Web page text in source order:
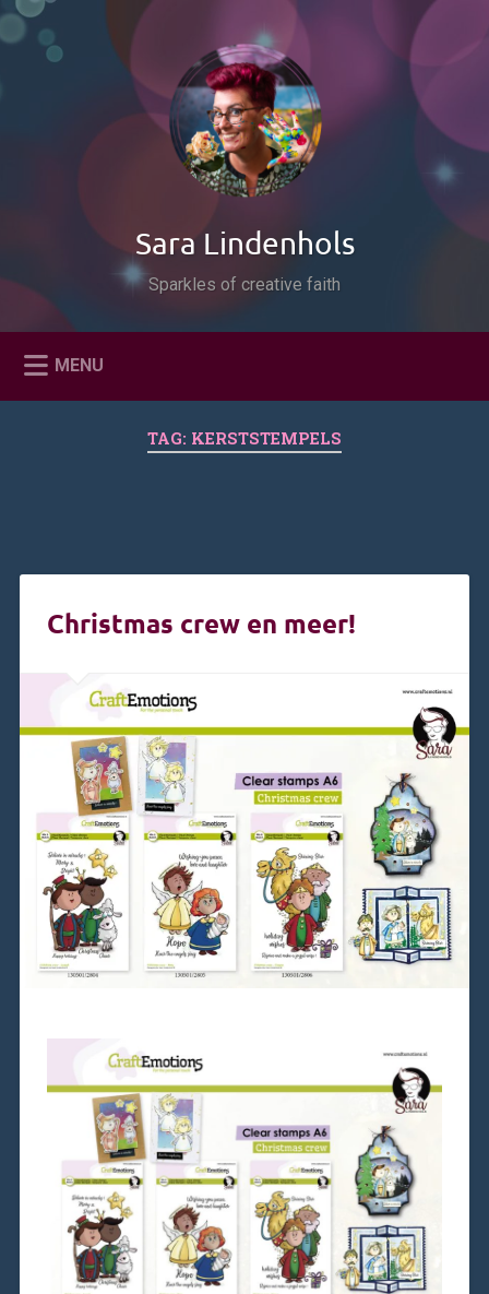
Naar
inhoud
Zoeken
Sara Lindenhols
Sparkles of creative faith
MENU
TAG: KERSTSTEMPELS
Christmas crew en meer!